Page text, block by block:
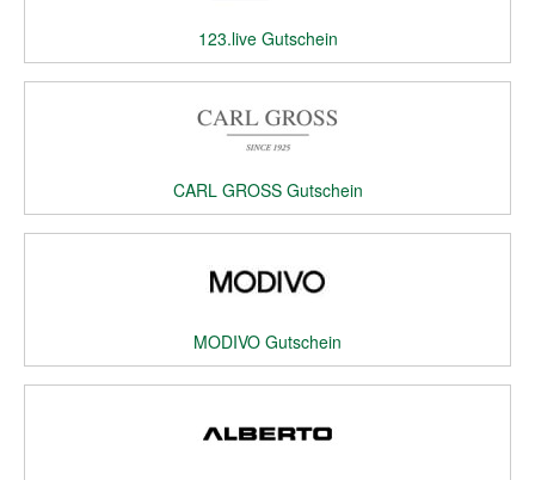
123.live Gutschein
CARL GROSS Gutschein
MODIVO Gutschein